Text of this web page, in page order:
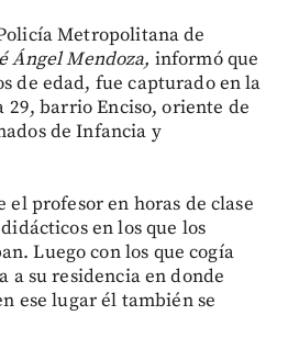
Metropolitana de
Ángel Mendoza, informó que
de edad, fue capturado en la
29, barrio Enciso, oriente de
de Infancia y
profesor en horas de clase
en los que los
Luego con los que cogía
a su residencia en donde
ese lugar él también se